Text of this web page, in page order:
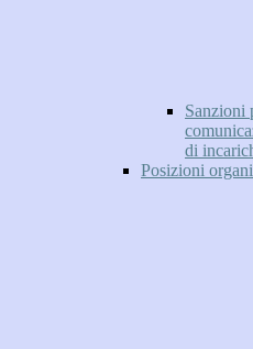
Sanzioni
di
Posizioni